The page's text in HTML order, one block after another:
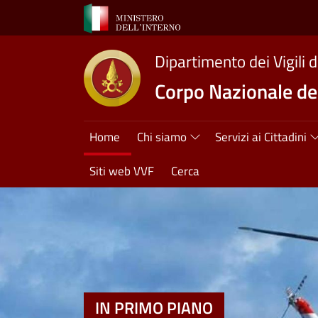
Salta al contenuto principale
Dipartimento dei Vigili
Corpo Nazionale
Navigazione
Home Chi siamo Servizi ai Cittadini
Siti web VVF
Cerca
IN PRIMO PIANO